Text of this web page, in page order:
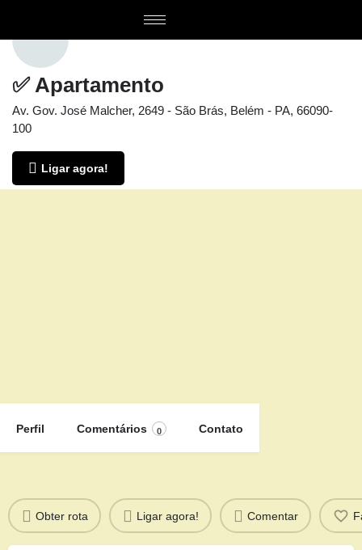
✅ Apartamento
Av. Gov. José Malcher, 2649 - São Brás, Belém - PA, 66090-
100
Ligar agora!
Perfil Comentários 0 Contato
Obter rota Ligar agora! Comentar